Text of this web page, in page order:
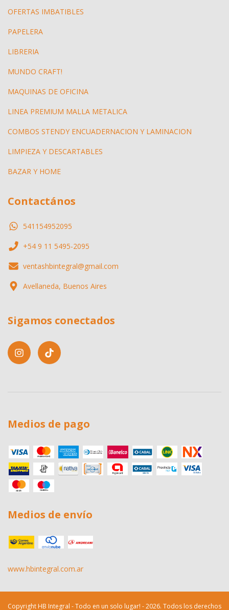
OFERTAS IMBATIBLES
PAPELERA
LIBRERIA
MUNDO CRAFT!
MAQUINAS DE OFICINA
LINEA PREMIUM MALLA METALICA
COMBOS STENDY ENCUADERNACION Y LAMINACION
LIMPIEZA Y DESCARTABLES
BAZAR Y HOME
Contactános
541154952095
+54 9 11 5495-2095
ventashbintegral@gmail.com
Avellaneda, Buenos Aires
Sigamos conectados
Medios de pago
Medios de envío
www.hbintegral.com.ar
Copyright HB Integral - Todo en un solo lugar! - 2026. Todos los derechos